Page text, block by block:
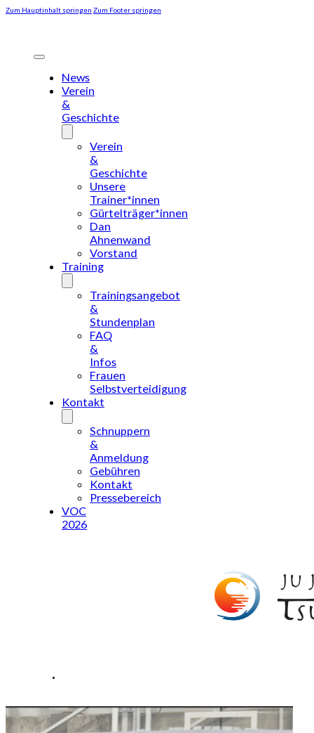
Zum Hauptinhalt springen Zum Footer springen
News
Verein
&
Geschichte
Verein
&
Geschichte
Unsere
Trainer*innen
Gürtelträger*innen
Dan
Ahnenwand
Vorstand
Training
Trainingsangebot
&
Stundenplan
FAQ
&
Infos
Frauen
Selbstverteidigung
Kontakt
Schnuppern
&
Anmeldung
Gebühren
Kontakt
Pressebereich
VOC
2026